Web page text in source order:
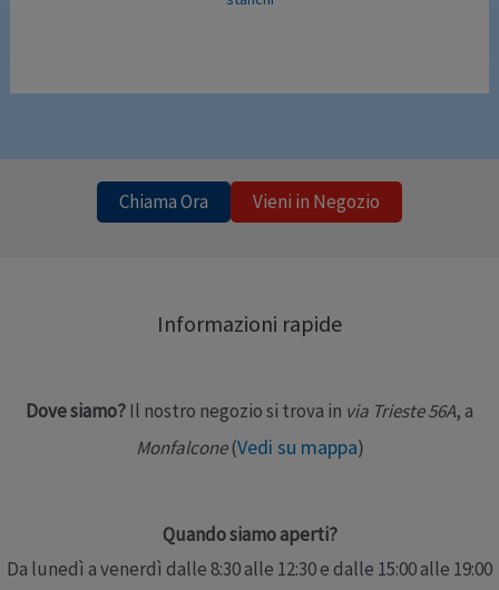
Chiama Ora Vieni in Negozio
Informazioni rapide
Dove siamo?Il nostro negozio si trova in via Trieste 56A, a
Monfalcone(Vedi su mappa)
Quando siamo aperti?
Da lunedì a venerdì dalle 8:30 alle 12:30 e dalle 15:00 alle 19:00